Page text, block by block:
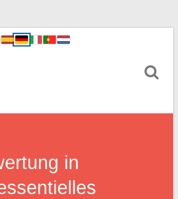
in